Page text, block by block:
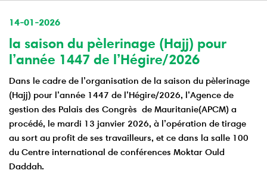
14-01-2026
la saison du pèlerinage (Hajj) pour
l’année 1447 de l’Hégire/2026
Dans le cadre de l’organisation de la saison du pèlerinage
(Hajj) pour l’année 1447 de l’Hégire/2026, l’Agence de
gestion des Palais des Congrès de Mauritanie(APCM) a
procédé, le mardi 13 janvier 2026, à l’opération de tirage
au sort au profit de ses travailleurs, et ce dans la salle 100
du Centre international de conférences Moktar Ould
Daddah.